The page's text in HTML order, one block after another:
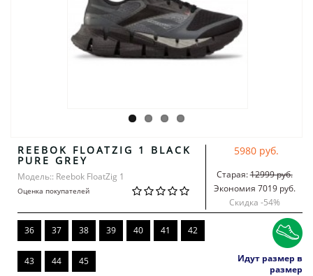
REEBOK FLOATZIG 1 BLACK
PURE GREY
Модель:: Reebok FloatZig 1
Оценка покупателей
5980 руб.
Старая:12999 руб.
Экономия 7019 руб.
Скидка -54%
36 37 38 39 40 41 42
43 44 45
Идут размер в
размер